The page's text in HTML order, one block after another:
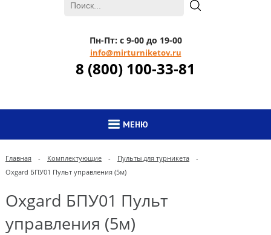
Пн-Пт: с 9-00 до 19-00
info@mirturniketov.ru
8 (800) 100-33-81
МЕНЮ
Главная - Комплектующие - Пульты для турникета
-
Oxgard БПУ01 Пульт управления (5м)
Oxgard БПУ01 Пульт
управления (5м)